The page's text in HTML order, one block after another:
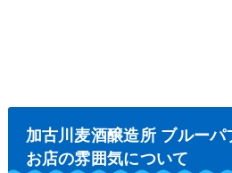
加古川麦酒醸造所 ブルー
お店の雰囲気について